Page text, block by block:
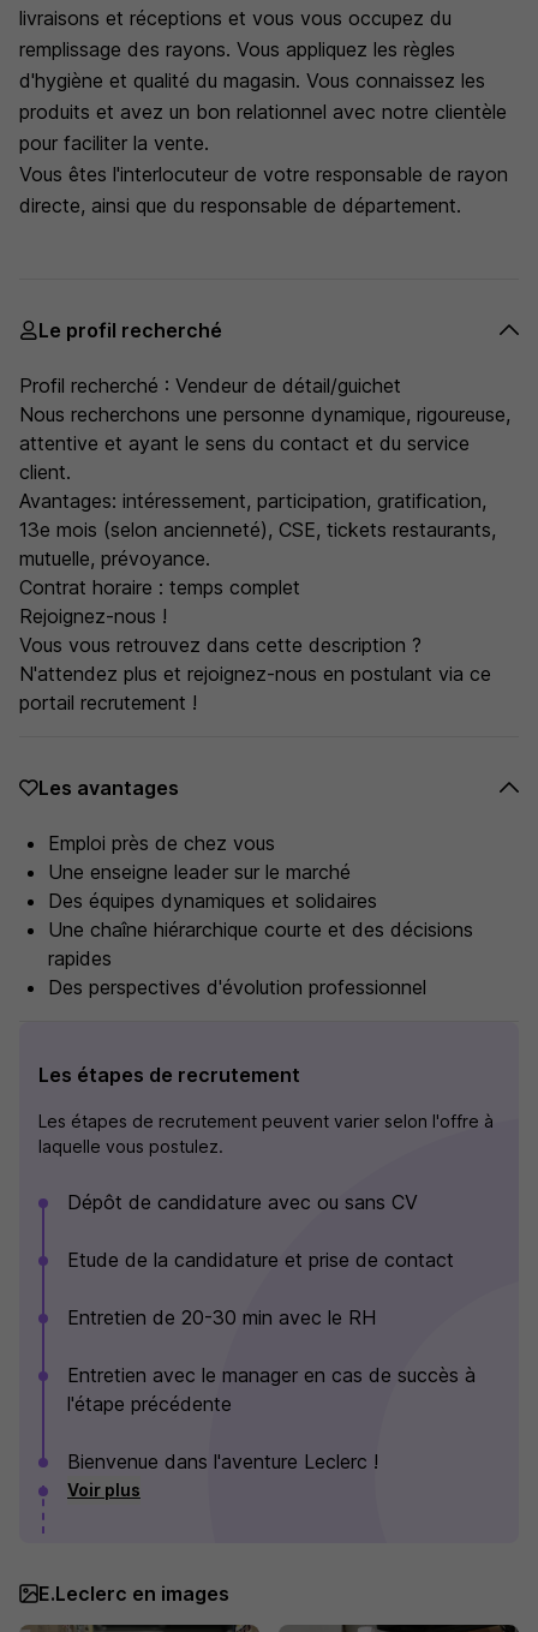
livraisons et réceptions et vous vous occupez du
remplissage des rayons. Vous appliquez les règles
d'hygiène et qualité du magasin. Vous connaissez les
produits et avez un bon relationnel avec notre clientèle
pour faciliter la vente.
Vous êtes l'interlocuteur de votre responsable de rayon
directe, ainsi que du responsable de département.
Le profil recherché
Profil recherché : Vendeur de détail/guichet
Nous recherchons une personne dynamique, rigoureuse,
attentive et ayant le sens du contact et du service
client.
Avantages: intéressement, participation, gratification,
13e mois (selon ancienneté), CSE, tickets restaurants,
mutuelle, prévoyance.
Contrat horaire : temps complet
Rejoignez-nous !
Vous vous retrouvez dans cette description ?
N'attendez plus et rejoignez-nous en postulant via ce
portail recrutement !
Les avantages
Emploi près de chez vous
Une enseigne leader sur le marché
Des équipes dynamiques et solidaires
Une chaîne hiérarchique courte et des décisions
rapides
Des perspectives d'évolution professionnel
Les étapes de recrutement
Les étapes de recrutement peuvent varier selon l'offre à
laquelle vous postulez.
Dépôt de candidature avec ou sans CV
Etude de la candidature et prise de contact
Entretien de 20-30 min avec le RH
Entretien avec le manager en cas de succès à
l'étape précédente
Bienvenue dans l'aventure Leclerc !
Voir plus
E.Leclerc en images